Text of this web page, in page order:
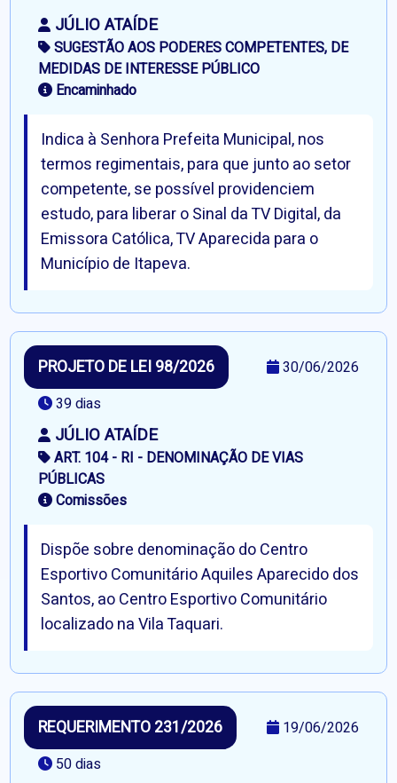
JÚLIO ATAÍDE
SUGESTÃO AOS PODERES COMPETENTES, DE
MEDIDAS DE INTERESSE PÚBLICO
Encaminhado
Indica à Senhora Prefeita Municipal, nos
termos regimentais, para que junto ao setor
competente, se possível providenciem
estudo, para liberar o Sinal da TV Digital, da
Emissora Católica, TV Aparecida para o
Município de Itapeva.
PROJETO DE LEI 98/2026
30/06/2026
39 dias
JÚLIO ATAÍDE
ART. 104 - RI - DENOMINAÇÃO DE VIAS
PÚBLICAS
Comissões
Dispõe sobre denominação do Centro
Esportivo Comunitário Aquiles Aparecido dos
Santos, ao Centro Esportivo Comunitário
localizado na Vila Taquari.
REQUERIMENTO 231/2026
19/06/2026
50 dias